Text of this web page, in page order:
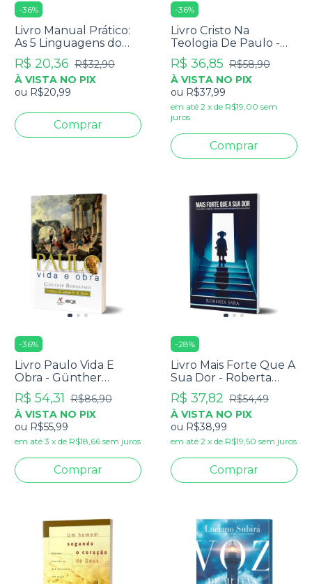
-36%
Livro Manual Prático:
As 5 Linguagens do
Amor - Gary Chapman
R$ 20,36 R$32,90
À VISTA NO PIX
ou R$20,99
-36%
Livro Cristo Na
Teologia De Paulo -
Lucien Cerfaux
R$ 36,85 R$58,90
À VISTA NO PIX
ou R$37,99
em até 2 x de R$19,00 sem
juros
-36%
Livro Paulo Vida E
Obra - Günther
Bornkamm
R$ 54,31 R$86,90
À VISTA NO PIX
ou R$55,99
em até 3 x de R$18,66 sem juros
-28%
Livro Mais Forte Que A
Sua Dor - Roberta
Sara
R$ 37,82 R$54,49
À VISTA NO PIX
ou R$38,99
em até 2 x de R$19,50 sem juros